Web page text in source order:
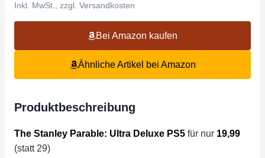
Inkl. MwSt., zzgl. Versandkosten
Bei Amazon kaufen
Ähnliche Artikel bei Amazon
Produktbeschreibung
The Stanley Parable: Ultra Deluxe PS5 für nur 19,99
(statt 29)